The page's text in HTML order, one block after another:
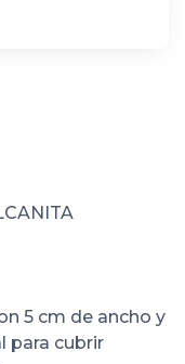
5 cm de ancho y
para cubrir